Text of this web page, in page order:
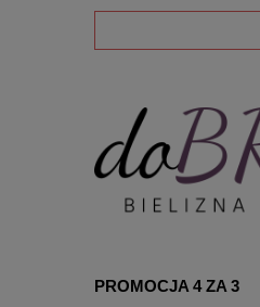
PROMOCJA 4 ZA 3